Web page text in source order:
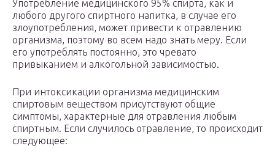
Употребление медицинского 95% спирта, как и
любого другого спиртного напитка, в случае его
злоупотребления, может привести к отравлению
организма, поэтому во всем надо знать меру. Если
его употреблять постоянно, это чревато
привыканием и алкогольной зависимостью.
При интоксикации организма медицинским
спиртовым веществом присутствуют общие
симптомы, характерные для отравления любым
спиртным. Если случилось отравление, то происходит
следующее: